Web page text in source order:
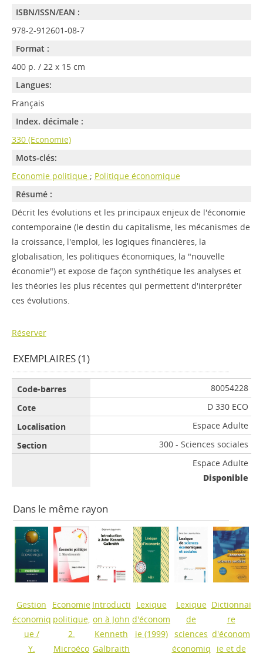
ISBN/ISSN/EAN :
978-2-912601-08-7
Format :
400 p. / 22 x 15 cm
Langues:
Français
Index. décimale :
330 (Economie)
Mots-clés:
Economie politique ; Politique économique
Résumé :
Décrit les évolutions et les principaux enjeux de l'économie
contemporaine (le destin du capitalisme, les mécanismes de
la croissance, l'emploi, les logiques financières, la
globalisation, les politiques économiques, la "nouvelle
économie") et expose de façon synthétique les analyses et
les théories les plus récentes qui permettent d'interpréter
ces évolutions.
Réserver
EXEMPLAIRES (1)
80054228
D 330 ECO
Espace Adulte
300 - Sciences sociales
Espace Adulte
Disponible
Dans le même rayon
Gestion
économiq
ue/
Y.
Economie
politique,
2.
Microéco
Introducti
on à John
Kenneth
Galbraith
Lexique
d'économ
ie(1999)
Lexique
de
sciences
économiq
Dictionnai
re
d'économ
ie et de